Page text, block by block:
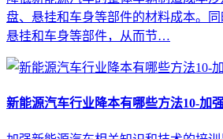
盘、悬挂和车身等部件的材料成本。
悬挂和车身等部件，从而节…
新能源汽车行业降本有哪些方法10-加